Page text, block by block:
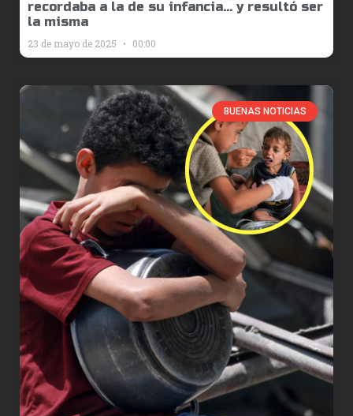
recordaba a la de su infancia… y resultó ser
la misma
23 de mayo de 2025 00:00
BUENAS NOTICIAS